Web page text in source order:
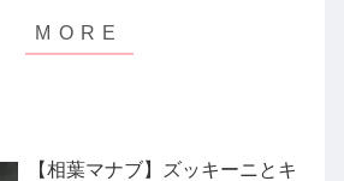
【相葉マナブ】ズッキーニとキ